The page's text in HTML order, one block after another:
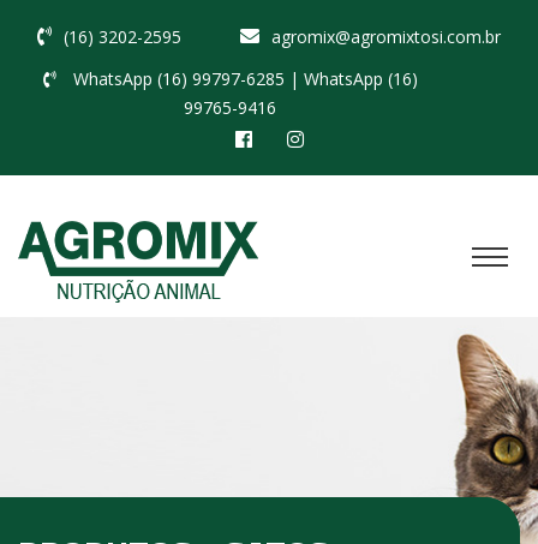
(16) 3202-2595
agromix@agromixtosi.com.br
WhatsApp (16) 99797-6285 | WhatsApp (16)
99765-9416